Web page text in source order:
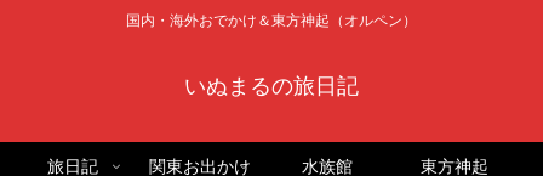
国内・海外おでかけ＆東方神起（オルペン）
いぬまるの旅日記
旅日記 関東お出かけ 水族館 東方神起